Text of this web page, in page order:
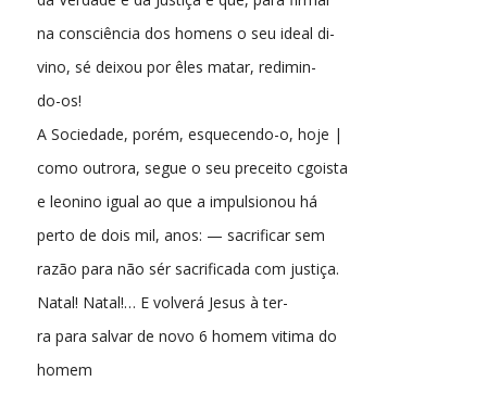
na consciência dos homens o seu ideal di-
vino, sé deixou por êles matar, redimin-
do-os!
A Sociedade, porém, esquecendo-o, hoje |
como outrora, segue o seu preceito cgoista
e leonino igual ao que a impulsionou há
perto de dois mil, anos: — sacrificar sem
razão para não sér sacrificada com justiça.
Natal! Natal!… E volverá Jesus à ter-
ra para salvar de novo 6 homem vitima do
homem